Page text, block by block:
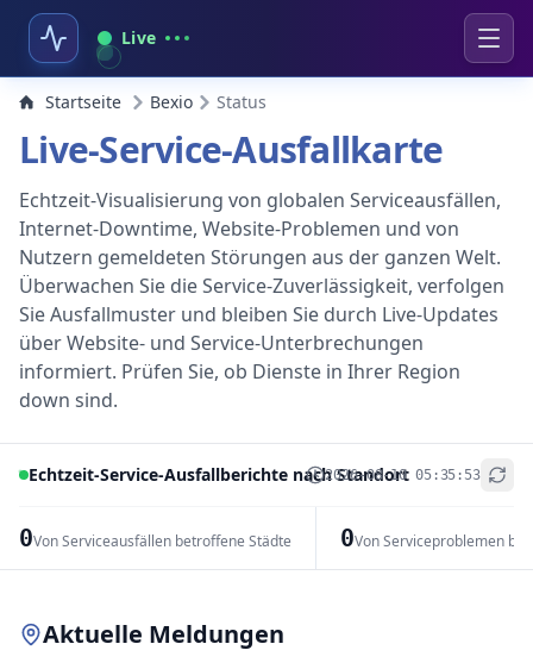
Live
Startseite Bexio Status
Live-Service-Ausfallkarte
Echtzeit-Visualisierung von globalen Serviceausfällen,
Internet-Downtime, Website-Problemen und von
Nutzern gemeldeten Störungen aus der ganzen Welt.
Überwachen Sie die Service-Zuverlässigkeit, verfolgen
Sie Ausfallmuster und bleiben Sie durch Live-Updates
über Website- und Service-Unterbrechungen
informiert. Prüfen Sie, ob Dienste in Ihrer Region
down sind.
Echtzeit-Service-Ausfallberichte nach Standort
2026-08-10 05:35:53
0Von Serviceausfällen betroffene Städte 0Von Serviceproblemen
+
Aktuelle Meldungen